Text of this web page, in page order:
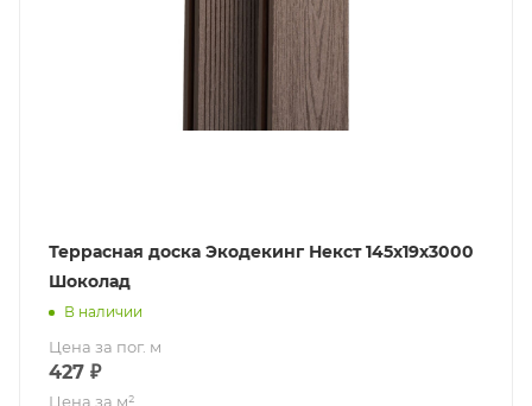
Террасная доска Экодекинг Некст 145х19х3000
Шоколад
В наличии
Цена за пог. м
427 ₽
Цена за м²